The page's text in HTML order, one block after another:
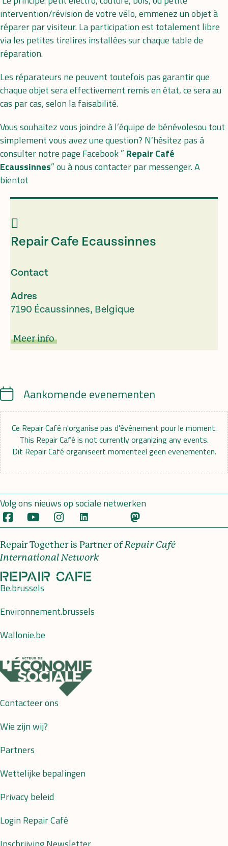
intervention/révision de votre vélo, emmenez un objet à
réparer par visiteur. La participation est totalement libre
via les petites tirelires installées sur chaque table de
réparation.
Les réparateurs ne peuvent toutefois pas garantir que
chaque objet sera effectivement remis en état, ce sera au
cas par cas, selon la faisabilité.
Vous souhaitez vous joindre à l’équipe de bénévolesou tout
simplement vous avez une question? N’hésitez pas à
consulter notre page Facebook ” Repair Café
Ecaussinnes” ou à nous contacter par messenger. A
bientot
Repair Cafe Ecaussinnes
Contact
Adres
7190 Écaussinnes, Belgique
Meer info
CalendarAankomende evenementen
Ce Repair Café n'organise pas d'événement pour le moment.
This Repair Café is not currently organizing any events.
Dit Repair Café organiseert momenteel geen evenementen.
Volg ons nieuws op sociale netwerken
Repair Together is Partner ofRepair Café
International Network
Be.brussels
Environnement.brussels
Wallonie.be
Contacteer ons
Wie zijn wij?
Partners
Wettelijke bepalingen
Privacy beleid
Login Repair Café